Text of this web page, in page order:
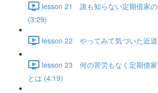
lesson 21 誰も知らない定期借家
(3:29)
lesson 22 やってみて気づいた近
lesson 23 何の苦労もなく定期借
とは (4:19)